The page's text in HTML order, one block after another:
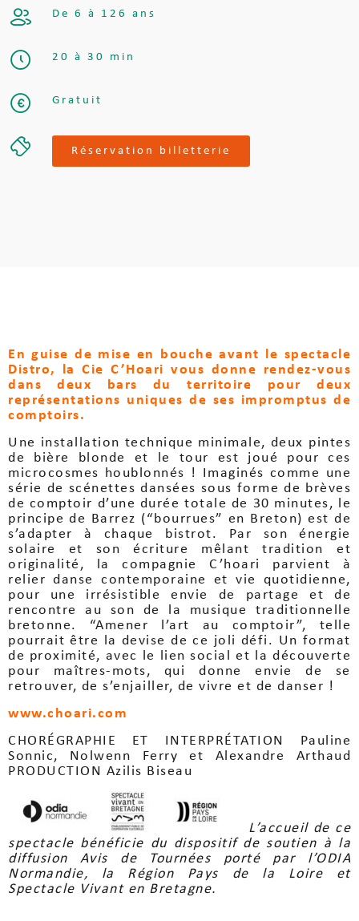
En guise de mise en bouche avant le spectacle
Distro, la Cie C’Hoari vous donne rendez-vous
dans deux bars du territoire pour deux
représentations uniques de ses impromptus de
comptoirs.
Une installation technique minimale, deux pintes
de bière blonde et le tour est joué pour ces
microcosmes houblonnés ! Imaginés comme une
série de scénettes dansées sous forme de brèves
de comptoir d’une durée totale de 30 minutes, le
principe de Barrez (“bourrues” en Breton) est de
s’adapter à chaque bistrot. Par son énergie
solaire et son écriture mêlant tradition et
originalité, la compagnie C’hoari parvient à
relier danse contemporaine et vie quotidienne,
pour une irrésistible envie de partage et de
rencontre au son de la musique traditionnelle
bretonne. “Amener l’art au comptoir”, telle
pourrait être la devise de ce joli défi. Un format
de proximité, avec le lien social et la découverte
pour maîtres-mots, qui donne envie de se
retrouver, de s’enjailler, de vivre et de danser !
www.choari.com
CHORÉGRAPHIE ET INTERPRÉTATION Pauline
Sonnic, Nolwenn Ferry et Alexandre Arthaud
PRODUCTION Azilis Biseau
L’accueil de ce
spectacle bénéficie du dispositif de soutien à la
diffusion Avis de Tournées porté par l’ODIA
Normandie, la Région Pays de la Loire et
Spectacle Vivant en Bretagne.
De 6 à 126 ans
20 à 30 min
Gratuit
Réservation billetterie